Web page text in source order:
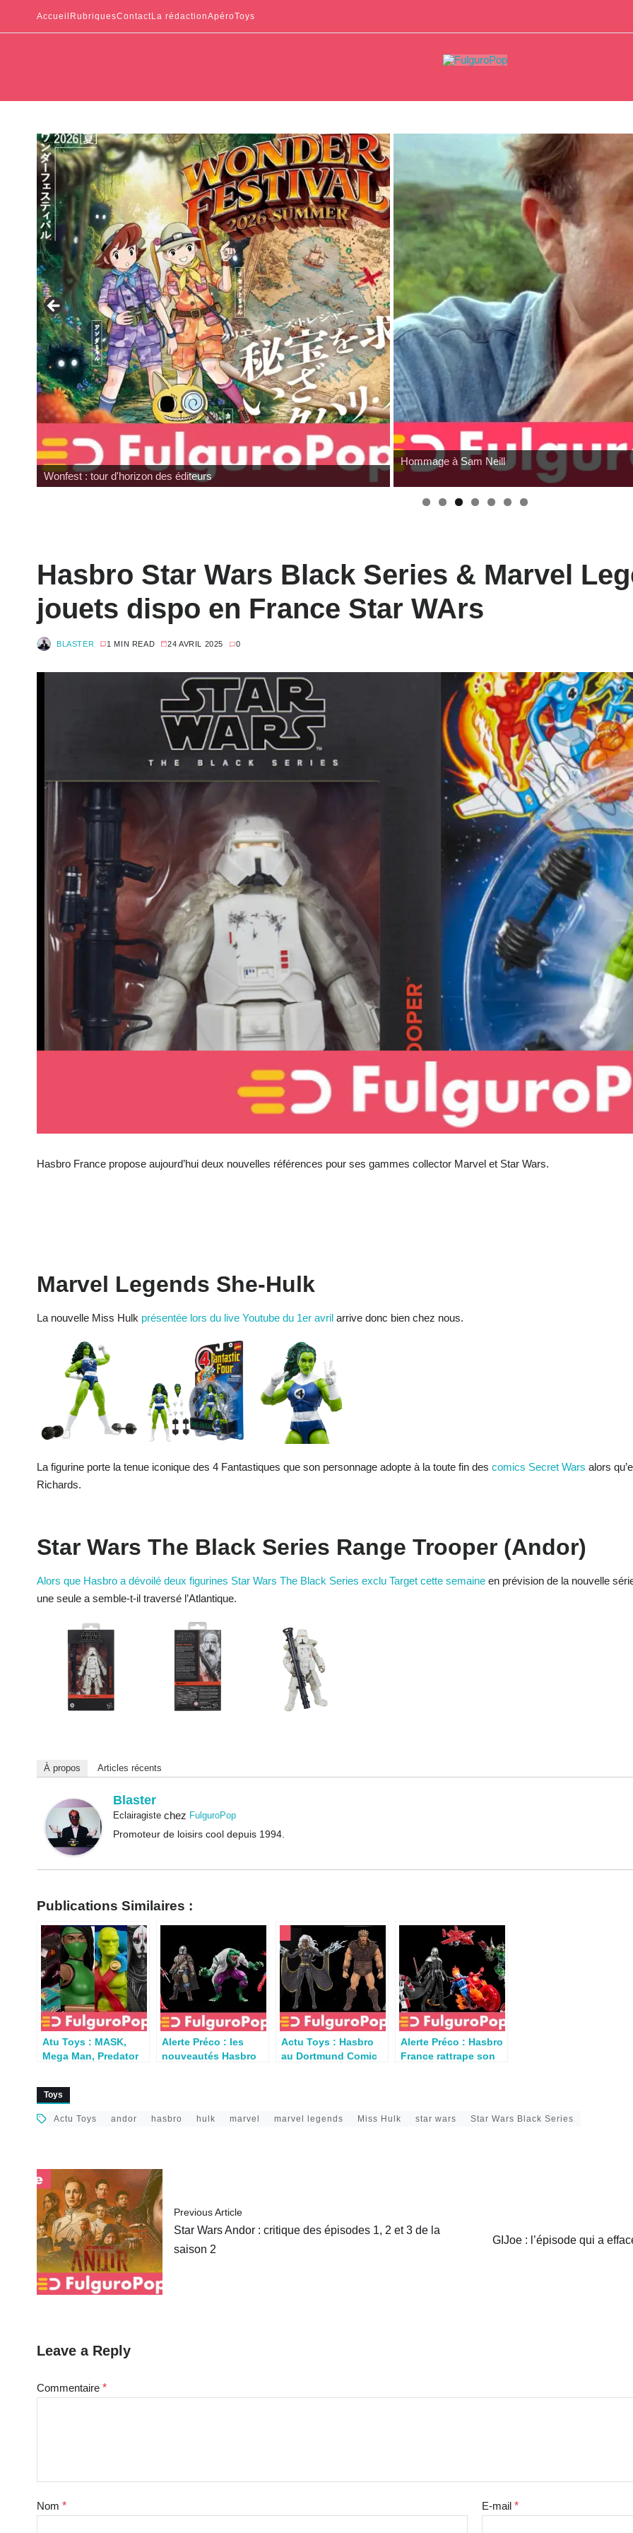
Accueil RubriquesContactLa rédactionApéroToys
Wonfest : tour d'horizon des éditeurs
Hommage à Sam Neill
Hasbro Star Wars Black Series & Marvel
jouets dispo en France Star WArs
BLASTER 1 MIN READ 24 AVRIL 2025 0
Hasbro France propose aujourd’hui deux nouvelles références pour ses gammes collector Marvel et Star Wars.
Marvel Legends She-Hulk
La nouvelle Miss Hulk présentée lors du live Youtube du 1er avril arrive donc bien chez nous.
La figurine porte la tenue iconique des 4 Fantastiques que son personnage adopte à la toute fin des comics Secret Wars alors
Richards.
Star Wars The Black Series Range Trooper (Andor)
Alors que Hasbro a dévoilé deux figurines Star Wars The Black Series exclu Target cette semaine en prévision de la nouvelle
une seule a semble-t-il traversé l’Atlantique.
À propos Articles récents
Blaster
Eclairagiste chez FulguroPop
Promoteur de loisirs cool depuis 1994.
Publications Similaires :
Atu Toys : MASK,
Mega Man, Predator
KOTOR…
Alerte Préco : les
nouveautés Hasbro
Actu Toys : Hasbro
au Dortmund Comic
Alerte Préco : Hasbro
France rattrape son
Toys
Actu Toys andor hasbro hulk marvel marvel legends Miss Hulk star wars Star Wars Black Series
Previous Article
Star Wars Andor : critique des épisodes 1, 2 et 3 de la
saison 2
GIJoe : l’épisode qui a
Leave a Reply
Commentaire *
Nom * E-mail *